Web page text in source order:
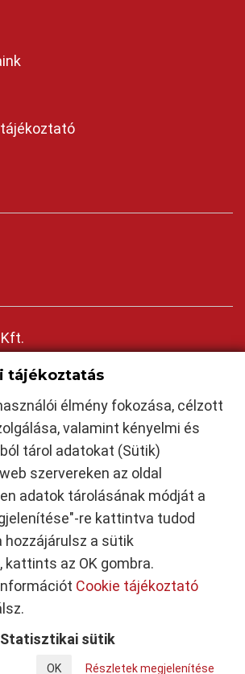
Siófok Szendvicspanel Siófok
Dombóvár |Trapézlemez Dombóvár
| Döbrököz|Gyulaj| Jágónak|Kapospula
Lápafő Nak|Szakcs Várong Balatonföldvár
Ádánd | Balatonendréd| Balatonőszöd| Balatonszabadi
|Bálványos|Kereki |Kőröshegy|Kötcse|Nagyberény
|Pincehely |Belecska | Diósberény
|Miszla |Mucsi |Nagykónyi |Nagyszékely
Regöly Szakadát |Szakály| Szárazd | Tolnanémedi
tájékoztatás
élmény fokozása, célzott
valamint kényelmi és
tárol adatokat (Sütik)
szervereken az oldal
adatok tárolásának módját a
re kattintva tudod
hozzájárulsz a sütik
kattints az OK gombra.
Cookie tájékoztató
Statisztikai sütik
Részletek megjelenítése